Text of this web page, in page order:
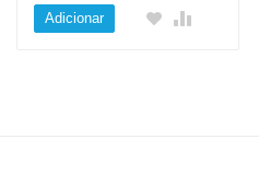
Adicionar